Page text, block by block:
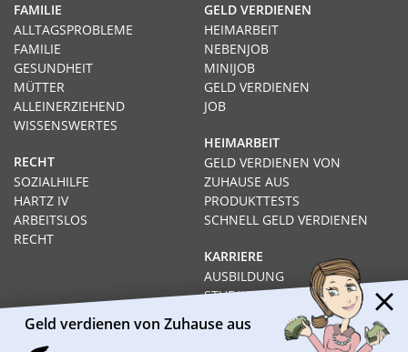
GELD VERDIENEN
HEIMARBEIT
NEBENJOB
MINIJOB
GELD VERDIENEN
JOB
HEIMARBEIT
GELD VERDIENEN VON
ZUHAUSE AUS
PRODUKTTESTS
SCHNELL GELD VERDIENEN
KARRIERE
AUSBILDUNG
STUDIUM
FERNSTUDIUM
GEHÄLTER
FAMILIE
ALLTAGSPROBLEME
FAMILIE
GESUNDHEIT
MÜTTER
ALLEINERZIEHEND
WISSENSWERTES
RECHT
SOZIALHILFE
HARTZ IV
ARBEITSLOS
RECHT
Geld verdienen von Zuhause aus